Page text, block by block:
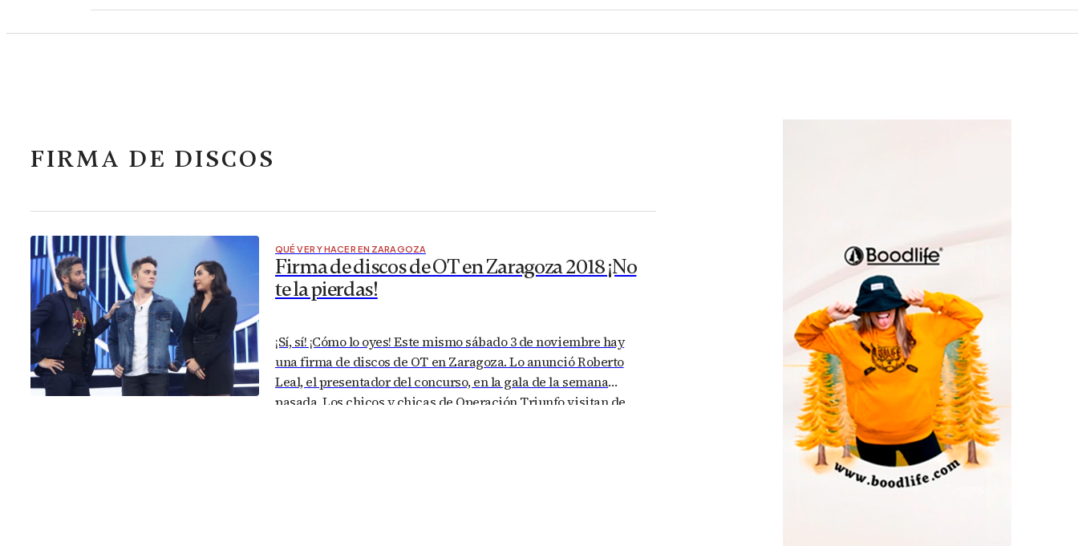
FIRMA DE DISCOS
QUÉ VER Y HACER EN ZARAGOZA
Firma de discos de OT en Zaragoza 2018 ¡No
te la pierdas!
¡Sí, sí! ¡Cómo lo oyes! Este mismo sábado 3 de noviembre hay
una firma de discos de OT en Zaragoza. Lo anunció Roberto
Leal, el presentador del concurso, en la gala de la semana
pasada. Los chicos y chicas de Operación Triunfo visitan de